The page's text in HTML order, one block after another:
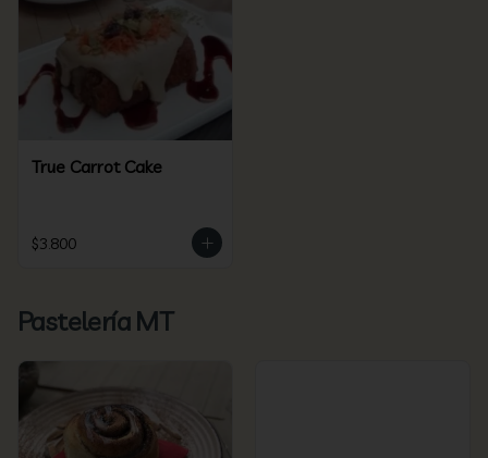
True Carrot Cake
$3.800
Pastelería MT